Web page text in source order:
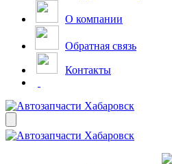
О компании
Обратная связь
Контакты